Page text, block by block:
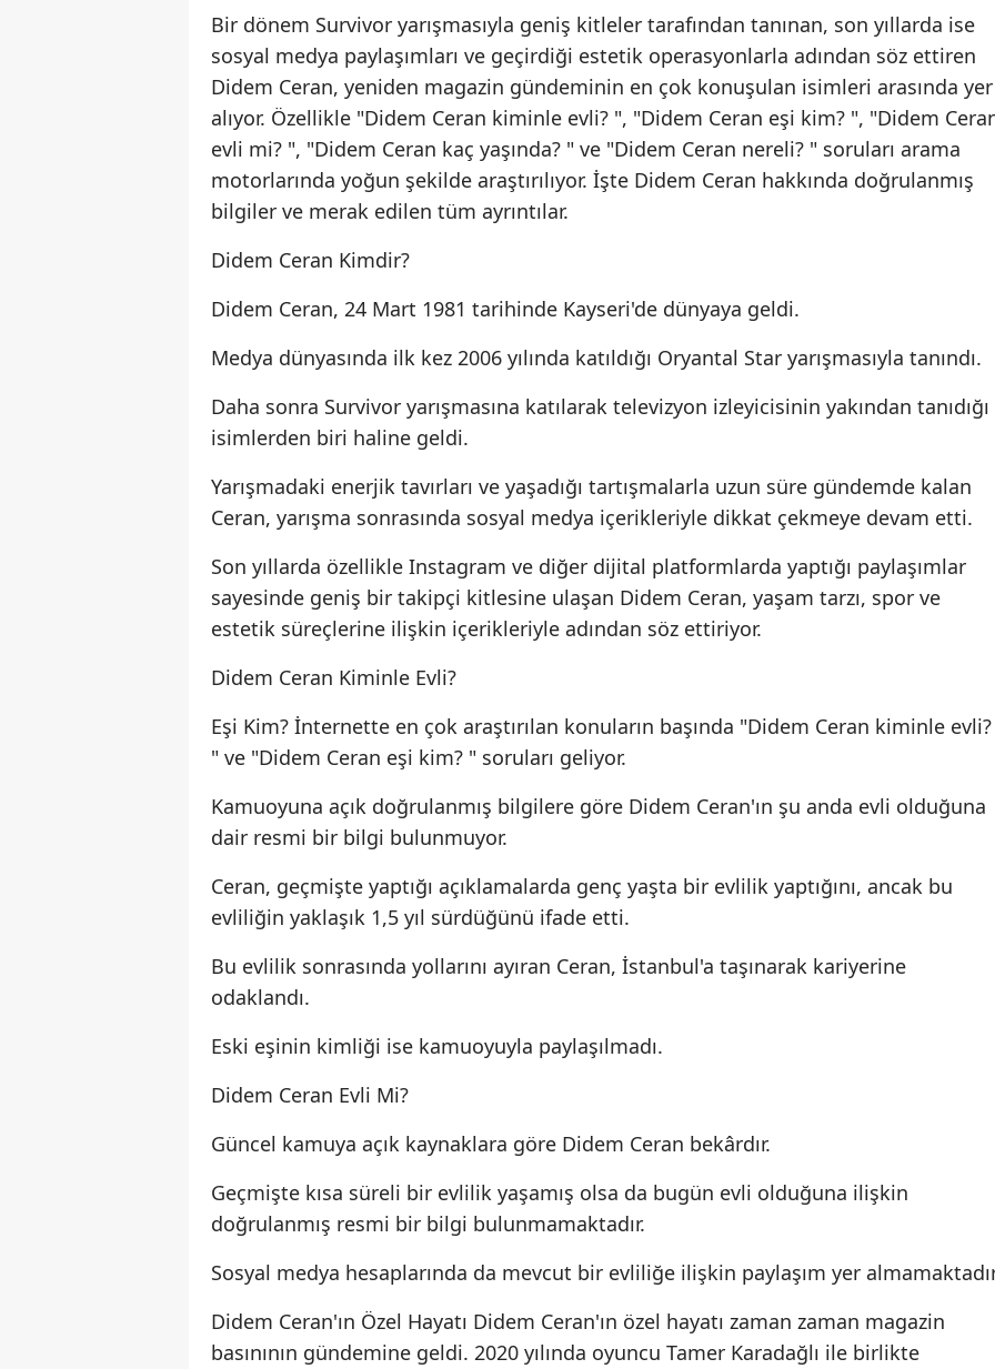
Bir dönem Survivor yarışmasıyla geniş kitleler tarafından tanınan, son yıllarda ise
sosyal medya paylaşımları ve geçirdiği estetik operasyonlarla adından söz ettiren
Didem Ceran, yeniden magazin gündeminin en çok konuşulan isimleri arasında yer
alıyor. Özellikle "Didem Ceran kiminle evli? ", "Didem Ceran eşi kim? ", "Didem
evli mi? ", "Didem Ceran kaç yaşında? " ve "Didem Ceran nereli? " soruları arama
motorlarında yoğun şekilde araştırılıyor. İşte Didem Ceran hakkında doğrulanmış
bilgiler ve merak edilen tüm ayrıntılar.
Didem Ceran Kimdir?
Didem Ceran, 24 Mart 1981 tarihinde Kayseri'de dünyaya geldi.
Medya dünyasında ilk kez 2006 yılında katıldığı Oryantal Star yarışmasıyla tanındı.
Daha sonra Survivor yarışmasına katılarak televizyon izleyicisinin yakından tanıdığı
isimlerden biri haline geldi.
Yarışmadaki enerjik tavırları ve yaşadığı tartışmalarla uzun süre gündemde kalan
Ceran, yarışma sonrasında sosyal medya içerikleriyle dikkat çekmeye devam etti.
Son yıllarda özellikle Instagram ve diğer dijital platformlarda yaptığı paylaşımlar
sayesinde geniş bir takipçi kitlesine ulaşan Didem Ceran, yaşam tarzı, spor ve
estetik süreçlerine ilişkin içerikleriyle adından söz ettiriyor.
Didem Ceran Kiminle Evli?
Eşi Kim? İnternette en çok araştırılan konuların başında "Didem Ceran kiminle evli?
" ve "Didem Ceran eşi kim? " soruları geliyor.
Kamuoyuna açık doğrulanmış bilgilere göre Didem Ceran'ın şu anda evli olduğuna
dair resmi bir bilgi bulunmuyor.
Ceran, geçmişte yaptığı açıklamalarda genç yaşta bir evlilik yaptığını, ancak bu
evliliğin yaklaşık 1,5 yıl sürdüğünü ifade etti.
Bu evlilik sonrasında yollarını ayıran Ceran, İstanbul'a taşınarak kariyerine
odaklandı.
Eski eşinin kimliği ise kamuoyuyla paylaşılmadı.
Didem Ceran Evli Mi?
Güncel kamuya açık kaynaklara göre Didem Ceran bekârdır.
Geçmişte kısa süreli bir evlilik yaşamış olsa da bugün evli olduğuna ilişkin
doğrulanmış resmi bir bilgi bulunmamaktadır.
Sosyal medya hesaplarında da mevcut bir evliliğe ilişkin paylaşım yer
Didem Ceran'ın Özel Hayatı Didem Ceran'ın özel hayatı zaman zaman magazin
basınının gündemine geldi. 2020 yılında oyuncu Tamer Karadağlı ile birlikte